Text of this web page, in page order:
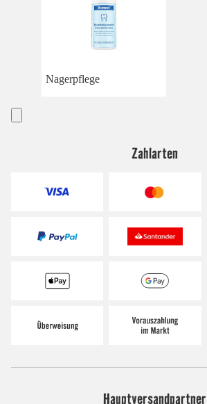
Nagerpflege
Zahlarten
Hauptversandpartner